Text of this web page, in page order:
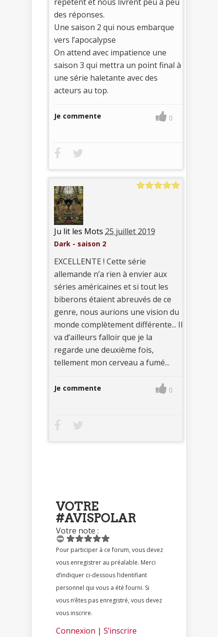
des réponses.
Une saison 2 qui nous embarque
vers l’apocalypse
On attend avec impatience une
saison 3 qui mettra un point final à
une série haletante avec des
acteurs au top.
Je commente 0
Ju lit les Mots 25 juillet 2019
Dark - saison 2
EXCELLENTE ! Cette série
allemande n’a rien à envier aux
séries américaines et si tout les
biberons étaient abreuvés de ce
genre, nous aurions une vision du
monde complètement différente... Il
va d’ailleurs falloir que je la
regarde une deuxième fois,
tellement mon cerveau a fumé...
Je commente 0
VOTRE
#AVISPOLAR
Votre note :
Pour participer à ce forum, vous devez
vous enregistrer au préalable. Merci
d’indiquer ci-dessous l’identifiant
personnel qui vous a été fourni. Si
vous n’êtes pas enregistré, vous devez
vous inscrire.
Connexion | S’inscrire